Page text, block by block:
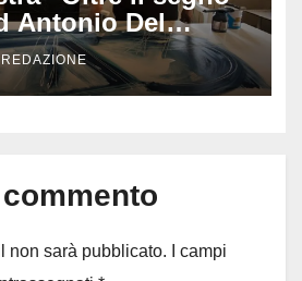
Antonio Del
e sculture nel
città
REDAZIONE
non sarà pubblicato.
I campi